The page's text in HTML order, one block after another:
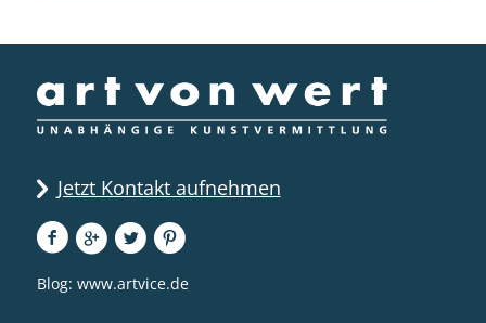
Jetzt Kontakt aufnehmen
Blog: www.artvice.de